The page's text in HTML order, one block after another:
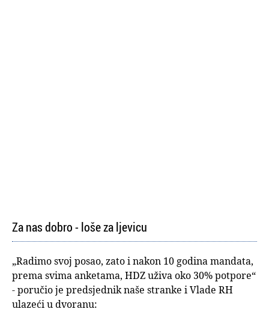
Za nas dobro - loše za ljevicu
„Radimo svoj posao, zato i nakon 10 godina mandata,
prema svima anketama, HDZ uživa oko 30% potpore“
- poručio je predsjednik naše stranke i Vlade RH
ulazeći u dvoranu: